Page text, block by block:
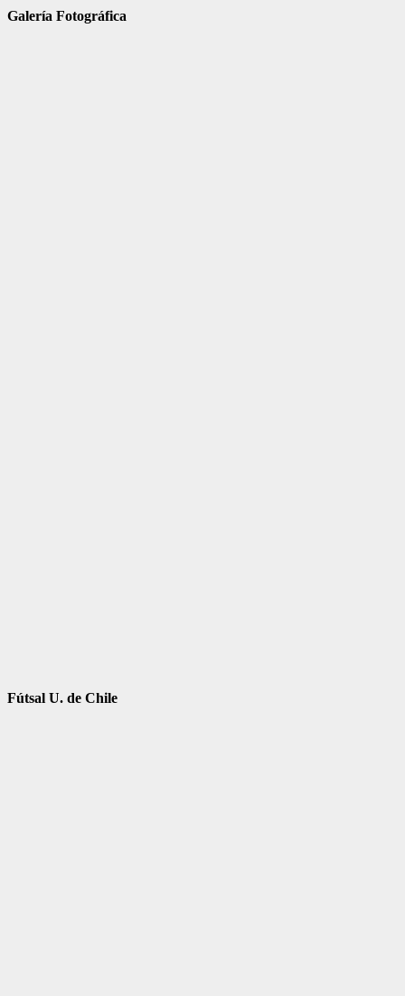
Galería Fotográfica
Fútsal U. de Chile